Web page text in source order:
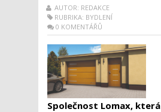
AUTOR: REDAKCE
RUBRIKA: BYDLENÍ
0 KOMENTÁŘŮ
Společnost Lomax, která